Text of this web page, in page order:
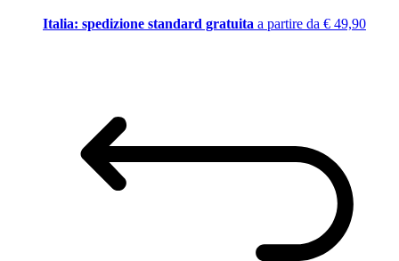
Italia: spedizione standard gratuita a partire da € 49,90